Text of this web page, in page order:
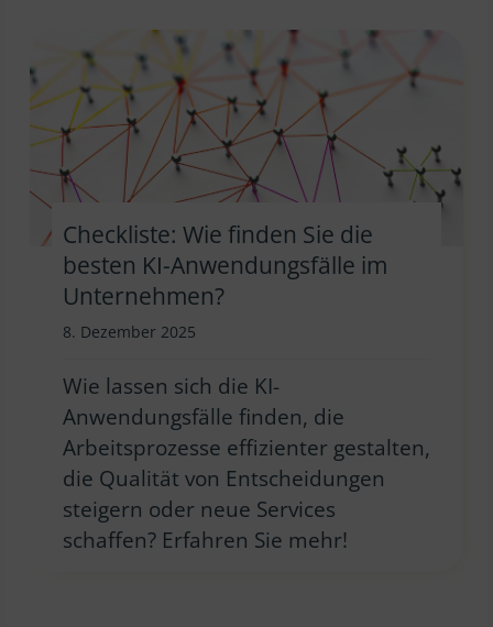
Checkliste: Wie finden Sie die
besten KI-Anwendungsfälle im
Unternehmen?
8. Dezember 2025
Wie lassen sich die KI-
Anwendungsfälle finden, die
Arbeitsprozesse effizienter gestalten,
die Qualität von Entscheidungen
steigern oder neue Services
schaffen? Erfahren Sie mehr!